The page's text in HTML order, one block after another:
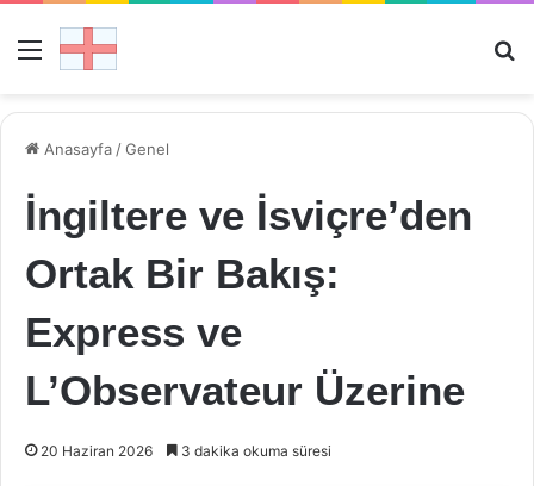
Menü
Anasayfa /Genel
İngiltere ve İsviçre’den
Ortak Bir Bakış:
Express ve
L’Observateur Üzerine
20 Haziran 2026 3 dakika okuma süresi